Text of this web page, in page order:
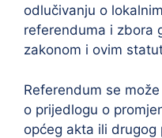
odlučivanju o
referenduma i zbora
zakonom i ovim
Referendum se
o prijedlogu o
općeg akta ili drugog